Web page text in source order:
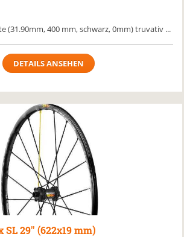
(31.90mm, 400 mm, schwarz, 0mm) truvativ ...
DETAILS ANSEHEN
SL 29'' (622x19 mm)